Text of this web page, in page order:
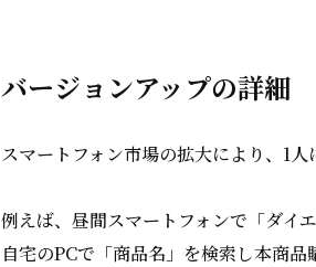
バージョンアップの詳細
スマートフォン市場の拡大により、1
例えば、昼間スマートフォンで「ダイ
自宅のPCで「商品名」を検索し本商